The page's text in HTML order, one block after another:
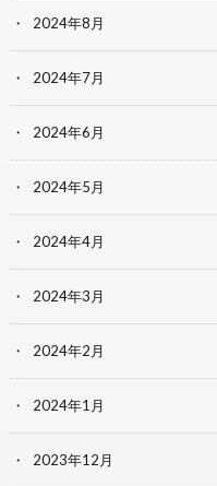
2024年8月
2024年7月
2024年6月
2024年5月
2024年4月
2024年3月
2024年2月
2024年1月
2023年12月